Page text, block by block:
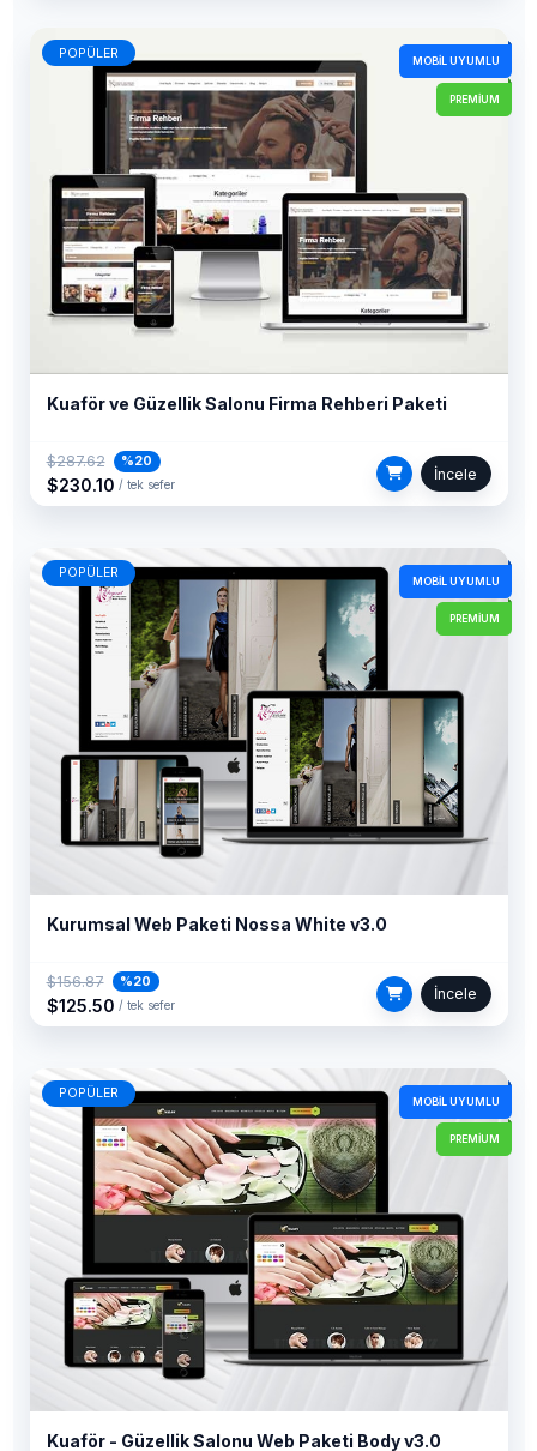
POPÜLER
MOBIL UYUMLU
PREMIUM
Kuaför ve Güzellik Salonu Firma Rehberi Paketi
$287.62 %20
$230.10 / tek sefer
İncele
POPÜLER
MOBIL UYUMLU
PREMIUM
Kurumsal Web Paketi Nossa White v3.0
$156.87 %20
$125.50 / tek sefer
İncele
POPÜLER
MOBIL UYUMLU
PREMIUM
Kuaför - Güzellik Salonu Web Paketi Body v3.0